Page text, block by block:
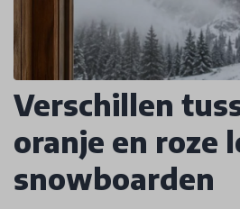
Verschillen
oranje en roze
snowboarden